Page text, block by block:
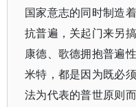
国家意志的同时制造
抗普遍，关起门来另
康德、歌德拥抱普遍
米特，都是因为既必
法为代表的普世原则